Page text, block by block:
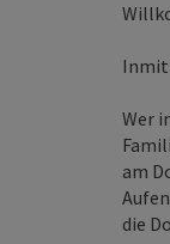
Wer
am
die